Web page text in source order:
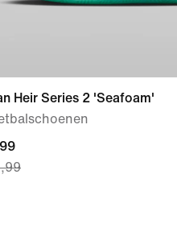
Heir Series 2 'Seafoam'